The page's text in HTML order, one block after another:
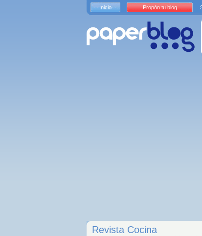
Revista Cocina
Inicio Propón tu blog